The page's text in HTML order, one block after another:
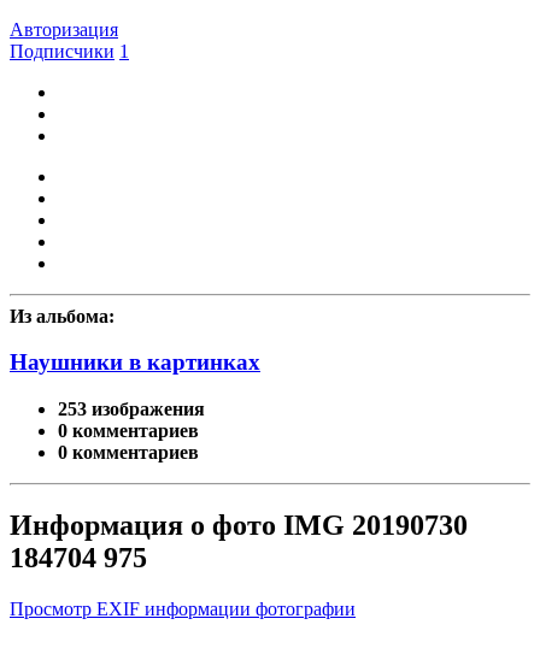
Авторизация
Подписчики 1
Из альбома:
Наушники в картинках
253 изображения
0 комментариев
0 комментариев
Информация о фото IMG 20190730
184704 975
Просмотр EXIF информации фотографии